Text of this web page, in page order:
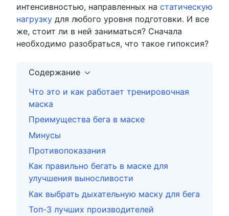
интенсивностью, направленных на статическую
нагрузку для любого уровня подготовки. И все
же, стоит ли в ней заниматься? Сначала
необходимо разобраться, что такое гипоксия?
Содержание
Что это и как работает тренировочная
маска
Преимущества бега в маске
Минусы
Противопоказания
Как правильно бегать в маске для
улучшения выносливости
Как выбрать дыхательную маску для бега
Топ-3 лучших производителей